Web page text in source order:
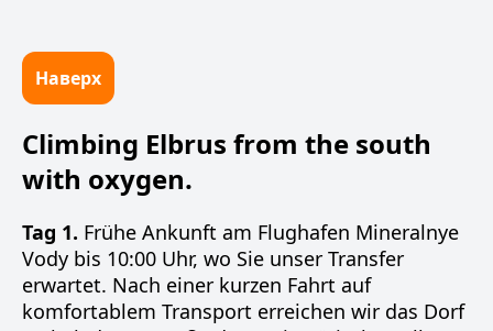
Наверх
Climbing Elbrus from the south
with oxygen.
Tag 1. Frühe Ankunft am Flughafen Mineralnye
Vody bis 10:00 Uhr, wo Sie unser Transfer
erwartet. Nach einer kurzen Fahrt auf
komfortablem Transport erreichen wir das Dorf